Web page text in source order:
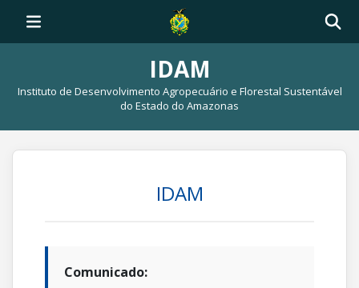
IDAM
Instituto de Desenvolvimento Agropecuário e Florestal Sustentável
do Estado do Amazonas
IDAM
Comunicado: